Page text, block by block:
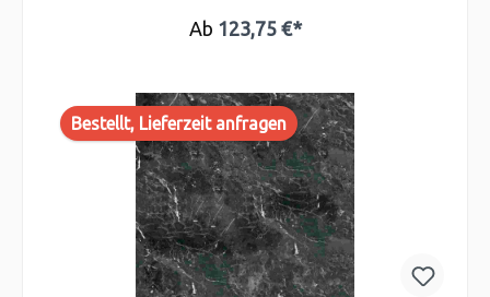
Ab 123,75 €*
Bestellt, Lieferzeit anfragen